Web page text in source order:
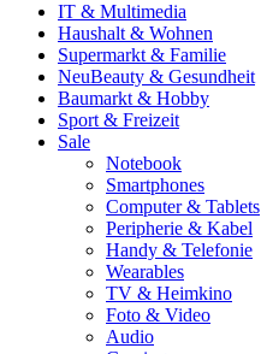
IT & Multimedia
Haushalt & Wohnen
Supermarkt & Familie
NeuBeauty & Gesundheit
Baumarkt & Hobby
Sport & Freizeit
Sale
Notebook
Smartphones
Computer & Tablets
Peripherie & Kabel
Handy & Telefonie
Wearables
TV & Heimkino
Foto & Video
Audio